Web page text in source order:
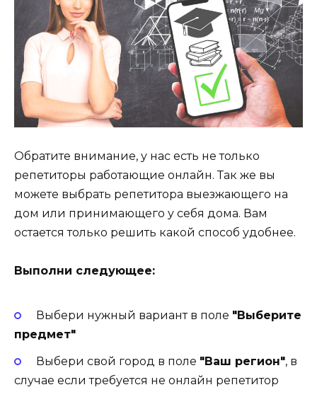
Обратите внимание, у нас есть не только
репетиторы работающие онлайн. Так же вы
можете выбрать репетитора выезжающего на
дом или принимающего у себя дома. Вам
остается только решить какой способ удобнее.
Выполни следующее:
Выбери нужный вариант в поле "Выберите
предмет"
Выбери свой город в поле "Ваш регион", в
случае если требуется не онлайн репетитор